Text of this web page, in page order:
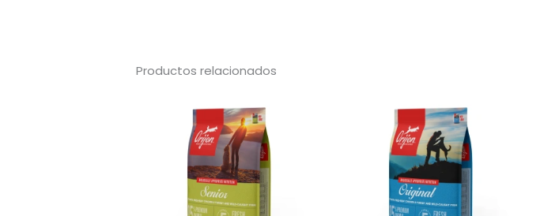
Productos relacionados